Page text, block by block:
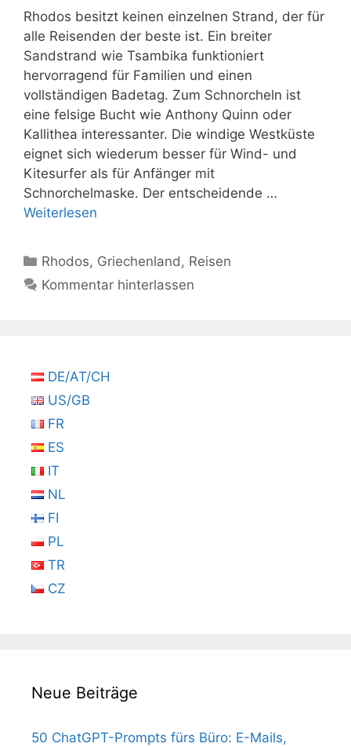
Rhodos besitzt keinen einzelnen Strand, der für
alle Reisenden der beste ist. Ein breiter
Sandstrand wie Tsambika funktioniert
hervorragend für Familien und einen
vollständigen Badetag. Zum Schnorcheln ist
eine felsige Bucht wie Anthony Quinn oder
Kallithea interessanter. Die windige Westküste
eignet sich wiederum besser für Wind- und
Kitesurfer als für Anfänger mit
Schnorchelmaske. Der entscheidende …
Weiterlesen
Kategorien
Rhodos, Griechenland, Reisen
Kommentar hinterlassen
DE/AT/CH
US/GB
FR
ES
IT
NL
FI
PL
TR
CZ
Neue Beiträge
50 ChatGPT-Prompts fürs Büro: E-Mails,